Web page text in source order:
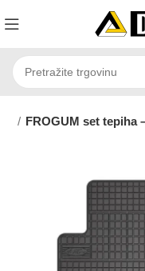
FROGUM set tepiha